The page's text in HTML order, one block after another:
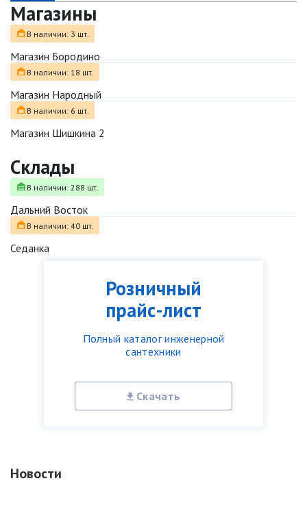
Розничный
прайс-лист
Полный каталог инженерной
сантехники
Скачать
Новости
Магазины
В наличии: 3 шт.
Магазин Бородино
В наличии: 18 шт.
Магазин Народный
В наличии: 6 шт.
Магазин Шишкина 2
Склады
В наличии: 288 шт.
Дальний Восток
В наличии: 40 шт.
Седанка